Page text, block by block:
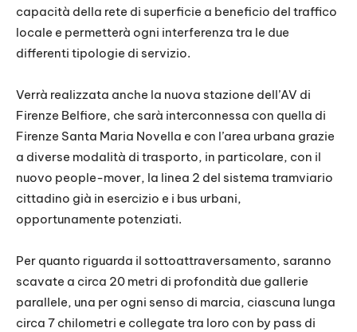
capacità della rete di superficie a beneficio del traffico
locale e permetterà ogni interferenza tra le due
differenti tipologie di servizio.
Verrà realizzata anche la nuova stazione dell’AV di
Firenze Belfiore, che sarà interconnessa con quella di
Firenze Santa Maria Novella e con l’area urbana grazie
a diverse modalità di trasporto, in particolare, con il
nuovo people-mover, la linea 2 del sistema tramviario
cittadino già in esercizio e i bus urbani,
opportunamente potenziati.
Per quanto riguarda il sottoattraversamento, saranno
scavate a circa 20 metri di profondità due gallerie
parallele, una per ogni senso di marcia, ciascuna lunga
circa 7 chilometri e collegate tra loro con by pass di